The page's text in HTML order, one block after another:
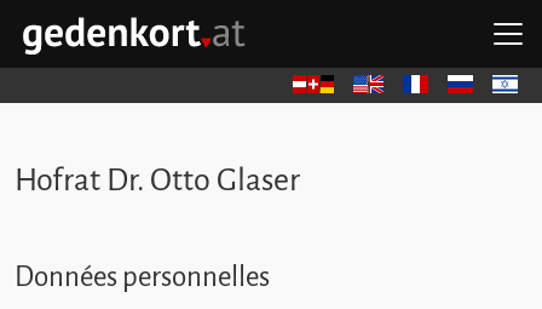
Aller au contenu principal
Aller à la navigation principale
Aller aux liens rapides
GEDENKORT - ACCUEIL
DeutschEnglish FrançaisРусский
עברית
Hofrat Dr. Otto Glaser
Données personnelles